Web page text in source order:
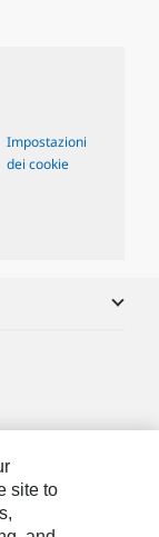
Impostazioni
dei cookie
site to